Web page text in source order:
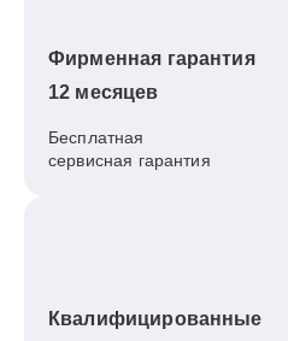
Фирменная гарантия
12 месяцев
Бесплатная
сервисная гарантия
Квалифицированные